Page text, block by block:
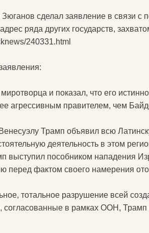
сделал заявление в связи
ряда других государств,
240331.html
и показал, что его
агрессивным правителем, чем
Трамп объявил всю
деятельность в этом
выступил пособником нападения
перед фактом своего намерения
тотальное разрушение всей
в рамках ООН, Трамп